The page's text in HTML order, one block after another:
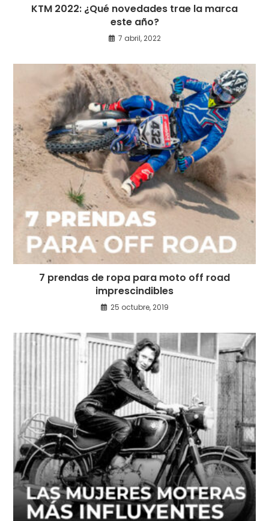
KTM 2022: ¿Qué novedades trae la marca
este año?
7 abril, 2022
7 prendas de ropa para moto off road
imprescindibles
25 octubre, 2019